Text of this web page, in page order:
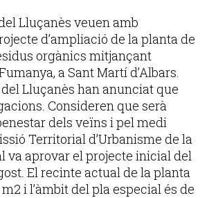
Lluçanès veuen amb
d’ampliació de la planta de
orgànics mitjançant
a Sant Martí d’Albars.
Lluçanès han anunciat que
Consideren que serà
dels veïns i pel medi
Territorial d’Urbanisme de la
va aprovar el projecte inicial del
El recinte actual de la planta
i l’àmbit del pla especial és de